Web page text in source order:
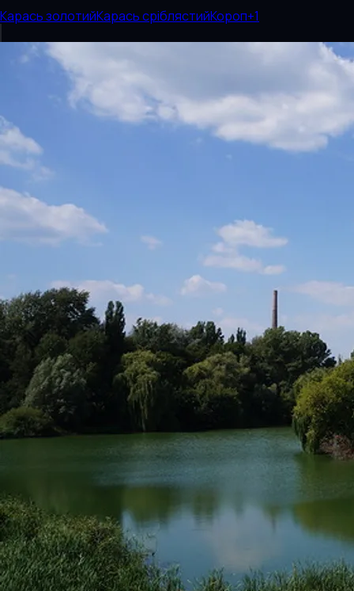
Карась золотийКарась сріблястийКороп+1